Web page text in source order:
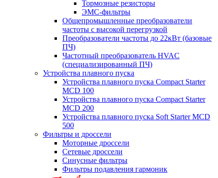
Тормозные резисторы
ЭМС-фильтры
Общепромышленные преобразователи
частоты с высокой перегрузкой
Преобразователи частоты до 22кВт (базовые
ПЧ)
Частотный преобразователь HVAC
(специализированный ПЧ)
Устройства плавного пуска
Устройства плавного пуска Compact Starter
MCD 100
Устройства плавного пуска Compact Starter
MCD 200
Устройства плавного пуска Soft Starter MCD
500
Фильтры и дроссели
Моторные дроссели
Сетевые дроссели
Синусные фильтры
Фильтры подавления гармоник